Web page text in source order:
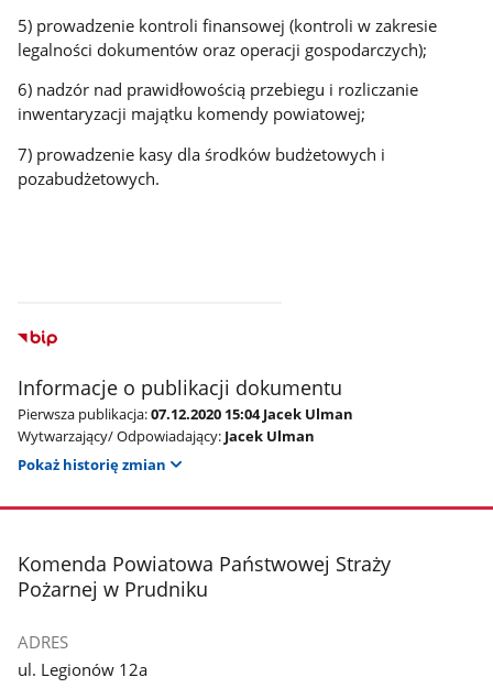
5) prowadzenie kontroli finansowej (kontroli w zakresie
legalności dokumentów oraz operacji gospodarczych);
6) nadzór nad prawidłowością przebiegu i rozliczanie
inwentaryzacji majątku komendy powiatowej;
7) prowadzenie kasy dla środków budżetowych i
pozabudżetowych.
Informacje o publikacji dokumentu
Pierwsza publikacja:07.12.2020 15:04 Jacek Ulman
Wytwarzający/ Odpowiadający: Jacek Ulman
Pokaż historię zmian
stopka
Komenda Powiatowa Państwowej Straży
Pożarnej w Prudniku
ADRES
ul. Legionów 12a